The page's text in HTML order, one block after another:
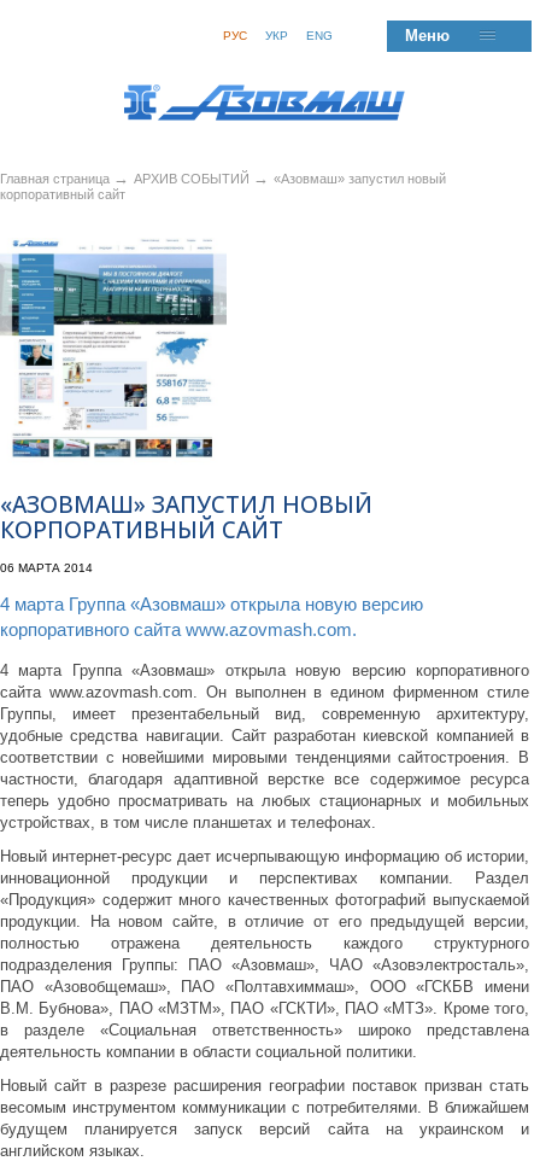
РУС УКР ENG Меню
Главная страница → АРХИВ СОБЫТИЙ → «Азовмаш» запустил новый
корпоративный сайт
«АЗОВМАШ» ЗАПУСТИЛ НОВЫЙ
КОРПОРАТИВНЫЙ САЙТ
06 МАРТА 2014
4 марта Группа «Азовмаш» открыла новую версию
корпоративного сайта www.azovmash.com.
4 марта Группа «Азовмаш» открыла новую версию корпоративного
сайта www.azovmash.com. Он выполнен в едином фирменном стиле
Группы, имеет презентабельный вид, современную архитектуру,
удобные средства навигации. Сайт разработан киевской компанией в
соответствии с новейшими мировыми тенденциями сайтостроения. В
частности, благодаря адаптивной верстке все содержимое ресурса
теперь удобно просматривать на любых стационарных и мобильных
устройствах, в том числе планшетах и телефонах.
Новый интернет-ресурс дает исчерпывающую информацию об истории,
инновационной продукции и перспективах компании. Раздел
«Продукция» содержит много качественных фотографий выпускаемой
продукции. На новом сайте, в отличие от его предыдущей версии,
полностью отражена деятельность каждого структурного
подразделения Группы: ПАО «Азовмаш», ЧАО «Азовэлектросталь»,
ПАО «Азовобщемаш», ПАО «Полтавхиммаш», ООО «ГСКБВ имени
В.М. Бубнова», ПАО «МЗТМ», ПАО «ГСКТИ», ПАО «МТЗ». Кроме того,
в разделе «Социальная ответственность» широко представлена
деятельность компании в области социальной политики.
Новый сайт в разрезе расширения географии поставок призван стать
весомым инструментом коммуникации с потребителями. В ближайшем
будущем планируется запуск версий сайта на украинском и
английском языках.